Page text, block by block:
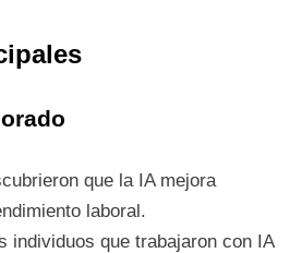
que la IA mejora
laboral.
individuos que trabajaron con IA